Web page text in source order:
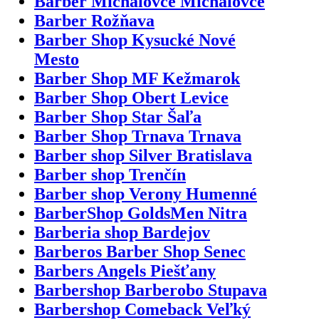
Barber Rožňava
Barber Shop Kysucké Nové
Mesto
Barber Shop MF Kežmarok
Barber Shop Obert Levice
Barber Shop Star Šaľa
Barber Shop Trnava Trnava
Barber shop Silver Bratislava
Barber shop Trenčín
Barber shop Verony Humenné
BarberShop GoldsMen Nitra
Barberia shop Bardejov
Barberos Barber Shop Senec
Barbers Angels Piešťany
Barbershop Barberobo Stupava
Barbershop Comeback Veľký